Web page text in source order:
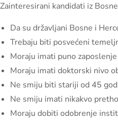
Zainteresirani kandidati iz
Da su državljani Bosne i
Trebaju biti posvećeni
Moraju imati puno
Moraju imati doktorski nivo
Ne smiju biti stariji od 45
Ne smiju imati nikakvo
Moraju dobiti odobrenje